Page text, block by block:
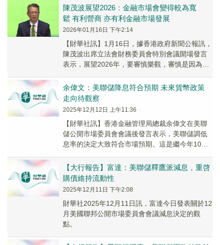
陳茂波展望2026：金融市場會變得較為寬
鬆 有利營商 亦有利金融市場發展
2026年01月16日 下午2:14
【財華社訊】1月16日，據香港政府新聞公報訊，
陳茂波出席立法會財務委員會特別會議開場發言
表示，展望2026年，要審慎樂觀，審慎是因為就
現...
余偉文：美聯儲降息符合預期 未來貨幣政策
走向待觀察
2025年12月12日 上午11:36
【財華社訊】香港金融管理局總裁余偉文在美聯
儲公開市場委員會會議後發言表示，美聯儲調低
息率的決定大致符合市場預期。這是繼今年10月
共減...
【大行報告】富達：美聯儲釋鷹派減息，重啓
購債維持流動性
2025年12月11日 下午2:08
財華社2025年12月11日訊，富達今日發表關於12
月美國聯邦公開市場委員會會議減息決定的觀
點。